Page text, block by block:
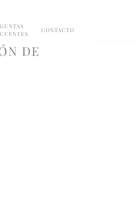
CONTACTO
DE